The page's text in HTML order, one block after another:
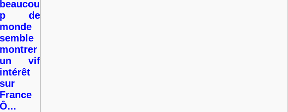
beaucou
p de
monde
semble
montrer
un vif
intérêt
sur
France
Ô...